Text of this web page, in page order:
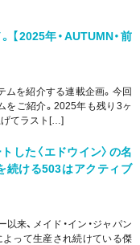
【2025年・AUTUMN・前
を紹介する連載企画。今回
をご紹介。2025年も残り3ヶ
げてラスト[…]
した〈エドウイン〉の名
続ける503はアクティブ
来、メイド・イン・ジャパン
よって生産され続けている傑